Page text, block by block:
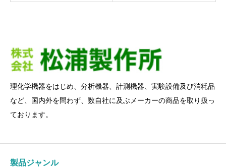
理化学機器をはじめ、分析機器、計測機器、実験設備及び消粍品
など、国内外を問わず、数自社に及ぶメーカーの商品を取り扱っ
ております。
製品ジャンル